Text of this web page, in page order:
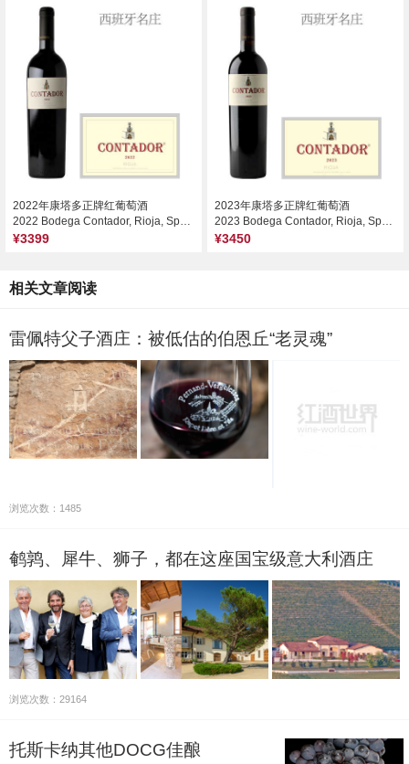
2022年康塔多正牌红葡萄酒
¥3399
2023年康塔多正牌红葡萄酒
¥3450
相关文章阅读
雷佩特父子酒庄：被低估的伯恩丘“老灵魂”
浏览次数：29164
本文将介绍托斯卡纳其他DOCG产区的佳…